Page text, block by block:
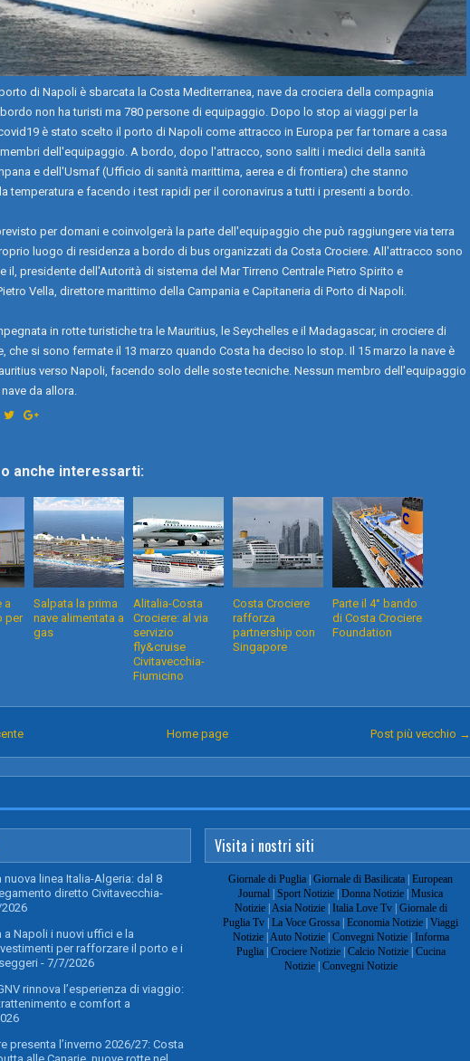
di Napoli è sbarcata la Costa Mediterranea, nave da crociera della compagnia
non ha turisti ma 780 persone di equipaggio. Dopo lo stop ai viaggi per la
è stato scelto il porto di Napoli come attracco in Europa per far tornare a casa
dell'equipaggio. A bordo, dopo l'attracco, sono saliti i medici della sanità
e dell'Usmaf (Ufficio di sanità marittima, aerea e di frontiera) che stanno
temperatura e facendo i test rapidi per il coronavirus a tutti i presenti a bordo.
per domani e coinvolgerà la parte dell'equipaggio che può raggiungere via terra
luogo di residenza a bordo di bus organizzati da Costa Crociere. All'attracco sono
il, presidente dell'Autorità di sistema del Mar Tirreno Centrale Pietro Spirito e
Vella, direttore marittimo della Campania e Capitaneria di Porto di Napoli.
in rotte turistiche tra le Mauritius, le Seychelles e il Madagascar, in crociere di
che si sono fermate il 13 marzo quando Costa ha deciso lo stop. Il 15 marzo la nave è
verso Napoli, facendo solo delle soste tecniche. Nessun membro dell'equipaggio
da allora.
anche interessarti:
a
per
Salpata la prima
nave alimentata a
gas
Alitalia-Costa
Crociere: al via
servizio
fly&cruise
Civitavecchia-
Fiumicino
Costa Crociere
rafforza
partnership con
Singapore
Parte il 4° bando
di Costa Crociere
Foundation
Post più vecchio →
Home page
nuova linea Italia-Algeria: dal 8
diretto Civitavecchia-
a Napoli i nuovi uffici e la
per rafforzare il porto e i
- 7/7/2026
rinnova l’esperienza di viaggio:
e comfort a
presenta l’inverno 2026/27: Costa
Visita i nostri siti
Giornale di Puglia Giornale di Basilicata European
Journal Sport Notizie Donna Notizie Musica
Notizie| Asia Notizie| Italia Love Tv| Giornale di
Puglia Tv La Voce Grossa Economia Notizie Viaggi
Notizie| Auto Notizie| Convegni Notizie| Informa
Puglia| Crociere Notizie| Calcio Notizie| Cucina
Notizie| Convegni Notizie